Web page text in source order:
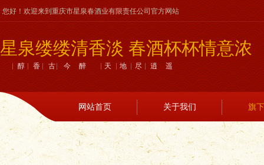
您好！欢迎来到重庆市星泉春酒业有限责任公司官方网站
星泉缕缕清香淡 春酒杯杯情意浓
醇香古今醉 天地尽逍遥
网站首页 关于我们 旗